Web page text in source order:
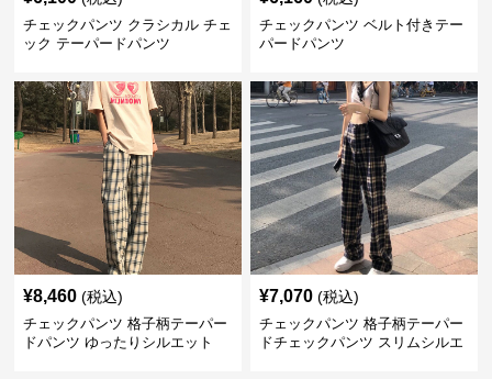
チェックパンツ クラシカル チェ
ック テーパードパンツ
チェックパンツ ベルト付きテー
パードパンツ
¥8,460 (税込)
チェックパンツ 格子柄テーパー
ドパンツ ゆったりシルエット
¥7,070 (税込)
チェックパンツ 格子柄テーパー
ドチェックパンツ スリムシルエ